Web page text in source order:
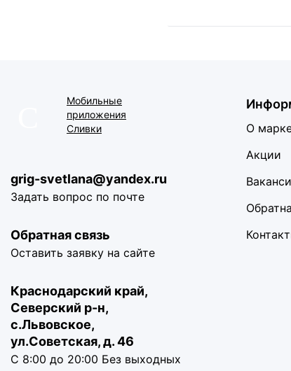
течение 7
календарных ...
получения
заказа?
2 года назад
обратить
внимание что в
Ошибка
при оплате
онлайн
2 года назад
Ошибка при
Мобильные
приложения
Сливки
grig-svetlana@yandex.ru
Задать вопрос по почте
Обратная связь
Оставить заявку на сайте
Краснодарский край,
Северский р-н,
с.Львовское,
ул.Советская, д. 46
С 8:00 до 20:00 Без выходных
О
Акции